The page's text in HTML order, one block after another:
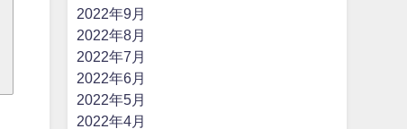
2022年9月
2022年8月
2022年7月
2022年6月
2022年5月
2022年4月